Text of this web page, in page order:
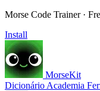
Morse Code Trainer ·
Install
MorseKit
Dicionário Academia